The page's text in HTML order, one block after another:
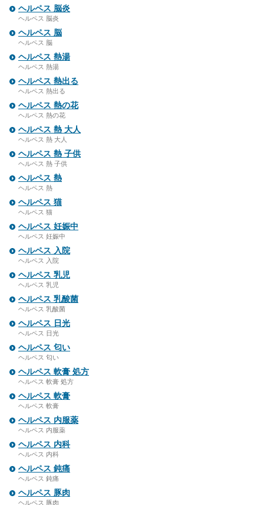
ヘルペス 脳炎
ヘルペス 脳炎
ヘルペス 脳
ヘルペス 脳
ヘルペス 熱湯
ヘルペス 熱湯
ヘルペス 熱出る
ヘルペス 熱出る
ヘルペス 熱の花
ヘルペス 熱の花
ヘルペス 熱 大人
ヘルペス 熱 大人
ヘルペス 熱 子供
ヘルペス 熱 子供
ヘルペス 熱
ヘルペス 熱
ヘルペス 猫
ヘルペス 猫
ヘルペス 妊娠中
ヘルペス 妊娠中
ヘルペス 入院
ヘルペス 入院
ヘルペス 乳児
ヘルペス 乳児
ヘルペス 乳酸菌
ヘルペス 乳酸菌
ヘルペス 日光
ヘルペス 日光
ヘルペス 匂い
ヘルペス 匂い
ヘルペス 軟膏 処方
ヘルペス 軟膏 処方
ヘルペス 軟膏
ヘルペス 軟膏
ヘルペス 内服薬
ヘルペス 内服薬
ヘルペス 内科
ヘルペス 内科
ヘルペス 鈍痛
ヘルペス 鈍痛
ヘルペス 豚肉
ヘルペス 豚肉